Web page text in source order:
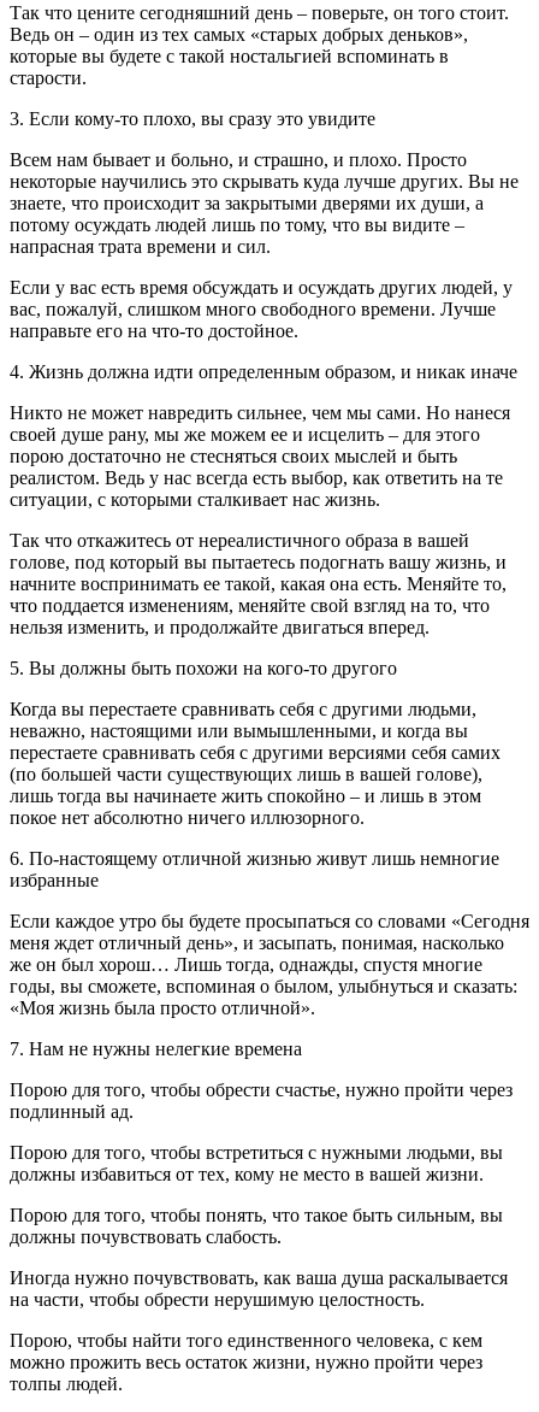
Так что цените сегодняшний день – поверьте, он того стоит.
Ведь он – один из тех самых «старых добрых деньков»,
которые вы будете с такой ностальгией вспоминать в
старости.
3. Если кому-то плохо, вы сразу это увидите
Всем нам бывает и больно, и страшно, и плохо. Просто
некоторые научились это скрывать куда лучше других. Вы не
знаете, что происходит за закрытыми дверями их души, а
потому осуждать людей лишь по тому, что вы видите –
напрасная трата времени и сил.
Если у вас есть время обсуждать и осуждать других людей, у
вас, пожалуй, слишком много свободного времени. Лучше
направьте его на что-то достойное.
4. Жизнь должна идти определенным образом, и никак иначе
Никто не может навредить сильнее, чем мы сами. Но нанеся
своей душе рану, мы же можем ее и исцелить – для этого
порою достаточно не стесняться своих мыслей и быть
реалистом. Ведь у нас всегда есть выбор, как ответить на те
ситуации, с которыми сталкивает нас жизнь.
Так что откажитесь от нереалистичного образа в вашей
голове, под который вы пытаетесь подогнать вашу жизнь, и
начните воспринимать ее такой, какая она есть. Меняйте то,
что поддается изменениям, меняйте свой взгляд на то, что
нельзя изменить, и продолжайте двигаться вперед.
5. Вы должны быть похожи на кого-то другого
Когда вы перестаете сравнивать себя с другими людьми,
неважно, настоящими или вымышленными, и когда вы
перестаете сравнивать себя с другими версиями себя самих
(по большей части существующих лишь в вашей голове),
лишь тогда вы начинаете жить спокойно – и лишь в этом
покое нет абсолютно ничего иллюзорного.
6. По-настоящему отличной жизнью живут лишь немногие
избранные
Если каждое утро бы будете просыпаться со словами «Сегодня
меня ждет отличный день», и засыпать, понимая, насколько
же он был хорош… Лишь тогда, однажды, спустя многие
годы, вы сможете, вспоминая о былом, улыбнуться и сказать:
«Моя жизнь была просто отличной».
7. Нам не нужны нелегкие времена
Порою для того, чтобы обрести счастье, нужно пройти через
подлинный ад.
Порою для того, чтобы встретиться с нужными людьми, вы
должны избавиться от тех, кому не место в вашей жизни.
Порою для того, чтобы понять, что такое быть сильным, вы
должны почувствовать слабость.
Иногда нужно почувствовать, как ваша душа раскалывается
на части, чтобы обрести нерушимую целостность.
Порою, чтобы найти того единственного человека, с кем
можно прожить весь остаток жизни, нужно пройти через
толпы людей.